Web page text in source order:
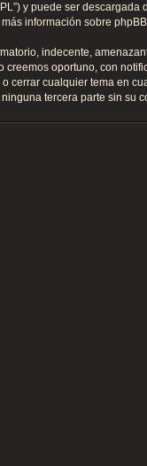
y puede ser descargada
información sobre
indecente,
oportuno, con
cerrar cualquier tema
tercera parte sin